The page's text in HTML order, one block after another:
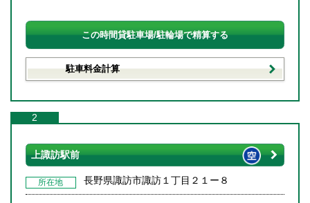
この時間貸駐車場/駐輪場で精算する
駐車料金計算
2
上諏訪駅前
所在地 長野県諏訪市諏訪１丁目２１ー８